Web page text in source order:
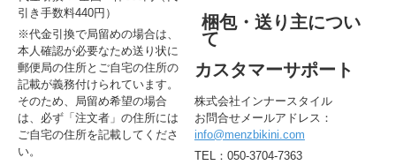
引き手数料440円）
※代金引換で局留めの場合は、
本人確認が必要なため送り状に
郵便局の住所とご自宅の住所の
記載が義務付けられています。
そのため、局留め希望の場合
は、必ず「注文者」の住所には
ご自宅の住所を記載してくださ
い。
梱包・送り主につい
て
カスタマーサポート
株式会社インナースタイル
お問合せメールアドレス：
info@menzbikini.com
TEL：050-3704-7363